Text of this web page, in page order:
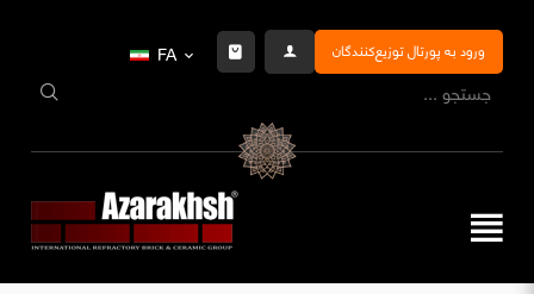
ورود به پورتال توزیع‌کنندگان FA